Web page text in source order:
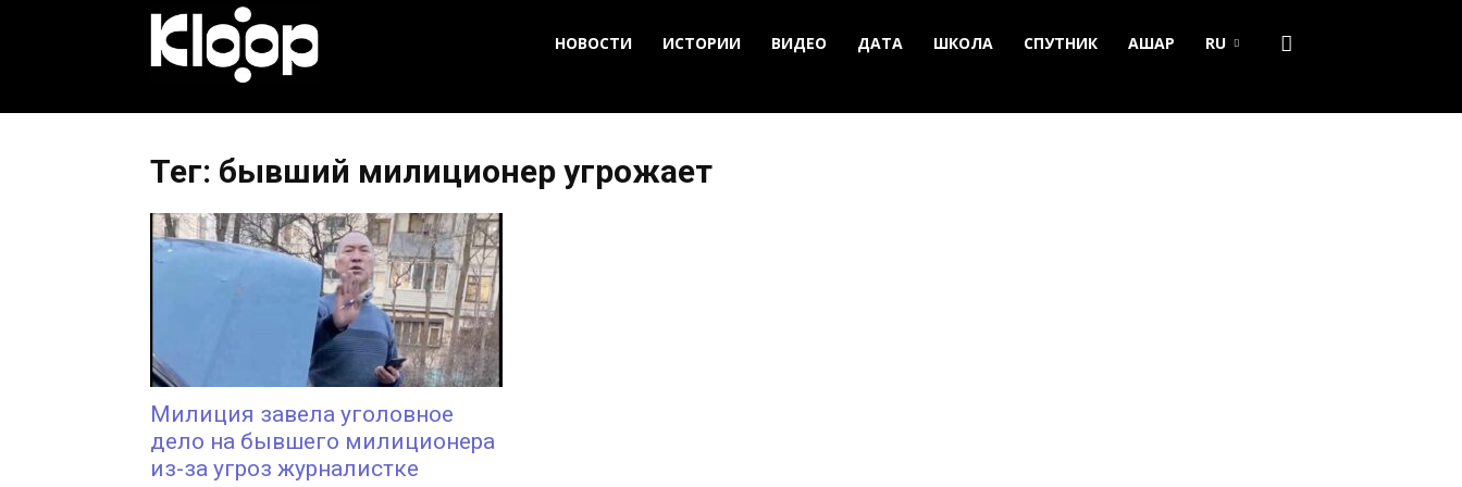
Новости
Кыргызстана
НОВОСТИ ИСТОРИИ ВИДЕО ДАТА ШКОЛА СПУТНИК АШАР RU
Тег: бывший милиционер угрожает
Милиция завела уголовное
дело на бывшего милиционера
из-за угроз журналистке